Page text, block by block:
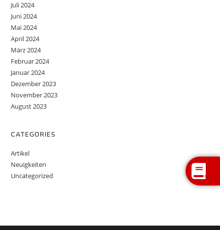
Juli 2024
Juni 2024
Mai 2024
April 2024
März 2024
Februar 2024
Januar 2024
Dezember 2023
November 2023
August 2023
CATEGORIES
Artikel
Neuigkeiten
Uncategorized